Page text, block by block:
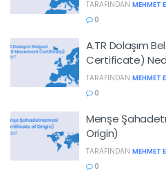
TARAFINDAN MEHMET
0
A.TR Dolaşım
Certificate)
TARAFINDAN MEHMET
0
Menşe
Origin)
TARAFINDAN MEHMET
0